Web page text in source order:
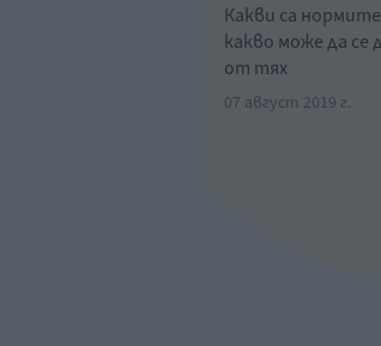
Какви са
какво може да
от тях
07 август 2019 г.